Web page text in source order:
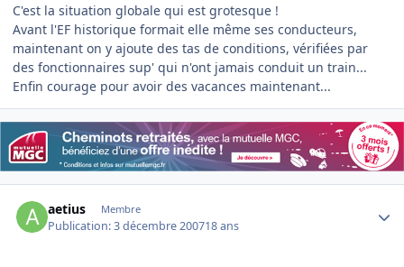
C'est la situation globale qui est grotesque !
Avant l'EF historique formait elle même ses conducteurs,
maintenant on y ajoute des tas de conditions, vérifiées par
des fonctionnaires sup' qui n'ont jamais conduit un train...
Enfin courage pour avoir des vacances maintenant...
aetius Membre
Publication:3 décembre 200718 ans